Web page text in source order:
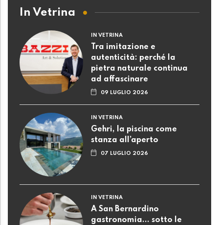
In Vetrina
IN VETRINA
Tra imitazione e
autenticità: perché la
pietra naturale continua
ad affascinare
09 LUGLIO 2026
IN VETRINA
Gehri, la piscina come
stanza all’aperto
07 LUGLIO 2026
IN VETRINA
A San Bernardino
gastronomia... sotto le